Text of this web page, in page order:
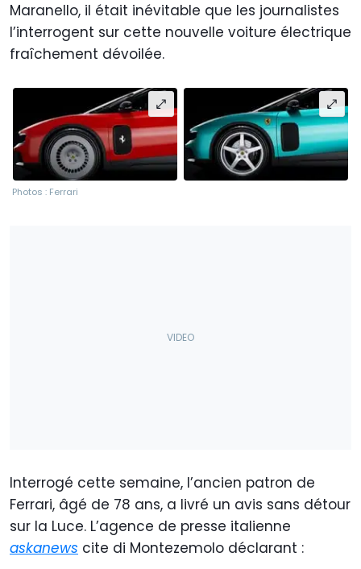
Maranello, il était inévitable que les journalistes
l’interrogent sur cette nouvelle voiture électrique
fraîchement dévoilée.
Photos : Ferrari
Interrogé cette semaine, l’ancien patron de
Ferrari, âgé de 78 ans, a livré un avis sans détour
sur la Luce. L’agence de presse italienne
askanews cite di Montezemolo déclarant :